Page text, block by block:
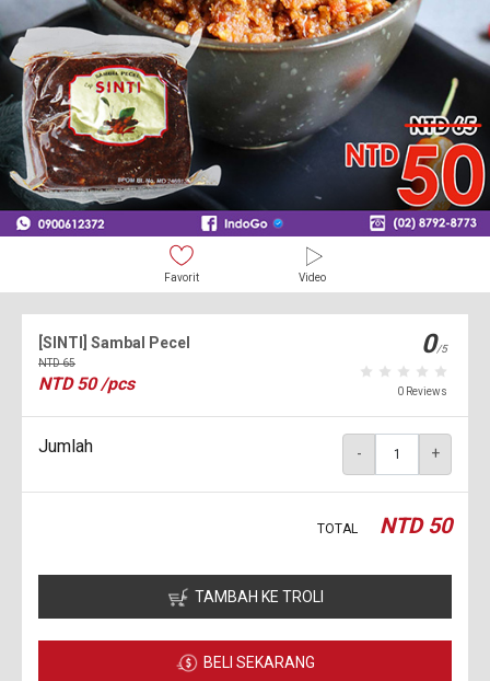
Favorit Video
[SINTI] Sambal Pecel
NTD65
NTD50 /pcs
0/5
0 Reviews
Jumlah - +
TOTAL NTD 50
TAMBAH KE TROLI
BELI SEKARANG